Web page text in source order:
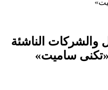
والشركات الناشئة
ساميت»